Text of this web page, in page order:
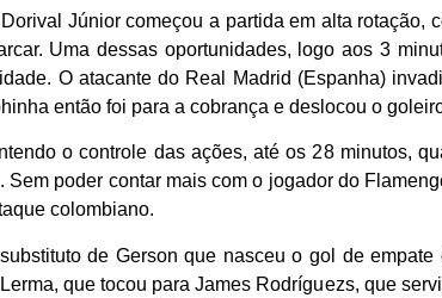
Júnior começou a partida em alta rotação,
Uma dessas oportunidades, logo aos 3
O atacante do Real Madrid (Espanha)
então foi para a cobrança e deslocou o
o controle das ações, até os 28 minutos,
Sem poder contar mais com o jogador do
colombiano.
de Gerson que nasceu o gol de
que tocou para James Rodríguezs, que